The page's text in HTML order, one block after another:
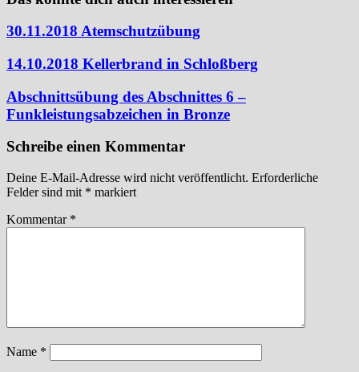
30.11.2018 Atemschutzübung
14.10.2018 Kellerbrand in Schloßberg
Abschnittsübung des Abschnittes 6 –
Funkleistungsabzeichen in Bronze
Schreibe einen Kommentar
Deine E-Mail-Adresse wird nicht veröffentlicht. Erforderliche
Felder sind mit * markiert
Kommentar *
Name *